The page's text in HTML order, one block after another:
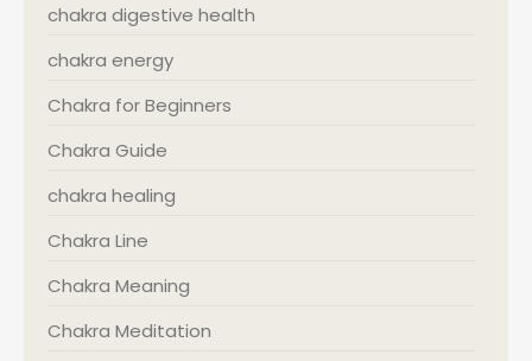
chakra digestive health
chakra energy
Chakra for Beginners
Chakra Guide
chakra healing
Chakra Line
Chakra Meaning
Chakra Meditation